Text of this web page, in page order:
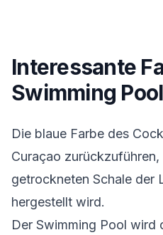
Interessante
Swimming Pool
Die blaue Farbe des
Curaçao zurückzuführen,
getrockneten Schale der
hergestellt wird.
Der Swimming Pool wird